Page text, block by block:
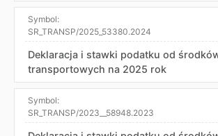
Symbol:
SR_TRANSP/2025_53380.2024
Deklaracja i stawki podatku od
transportowych na 2025 rok
Symbol:
SR_TRANSP/2023__58948.2023